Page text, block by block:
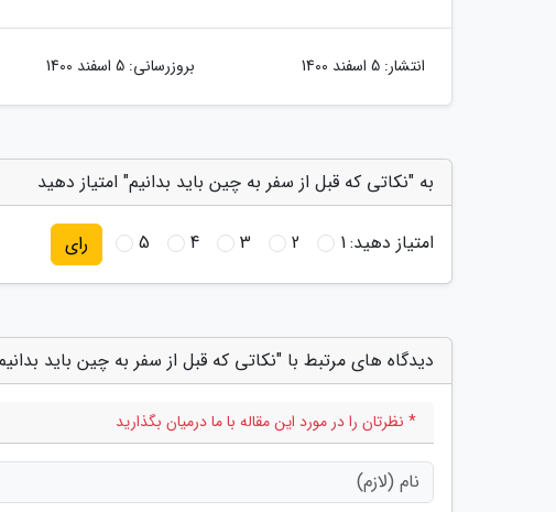
انتشار: 5 اسفند 1400 بروزرسانی: 5 اسفند 1400
به "نکاتی که قبل از سفر به چین باید بدانیم" امتیاز دهید
امتیاز دهید:1
2
3
4
5 رای
دیدگاه های مرتبط با "نکاتی که قبل از سفر به چین باید
* نظرتان را در مورد این مقاله با ما درمیان بگذارید